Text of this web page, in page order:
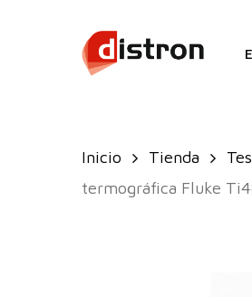
Inicio Tienda
termográfica Fluke